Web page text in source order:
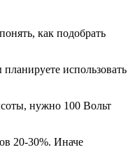
как подобрать
использовать
нужно 100 Вольт
20-30%. Иначе